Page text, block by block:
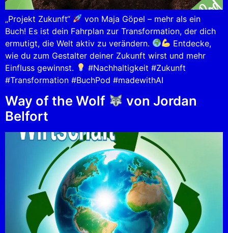
„Projekt Zukunft“
von Maja Göpel – mehr als ein
Buch! Es ist dein Fahrplan zur Transformation, der dich
ermutigt, die Welt aktiv zu verändern.
Entdecke,
wie du zum Gestalter deiner Zukunft wirst und mehr
Einfluss gewinnst.
#Nachhaltigkeit #Zukunft
#Transformation #BuchPod #madewithAI
Way of the Wolf
von Jordan
Belfort